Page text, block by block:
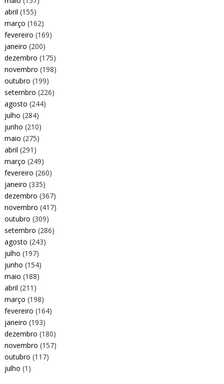
abril (155)
março (162)
fevereiro (169)
janeiro (200)
dezembro (175)
novembro (198)
outubro (199)
setembro (226)
agosto (244)
julho (284)
junho (210)
maio (275)
abril (291)
março (249)
fevereiro (260)
janeiro (335)
dezembro (367)
novembro (417)
outubro (309)
setembro (286)
agosto (243)
julho (197)
junho (154)
maio (188)
abril (211)
março (198)
fevereiro (164)
janeiro (193)
dezembro (180)
novembro (157)
outubro (117)
julho (1)